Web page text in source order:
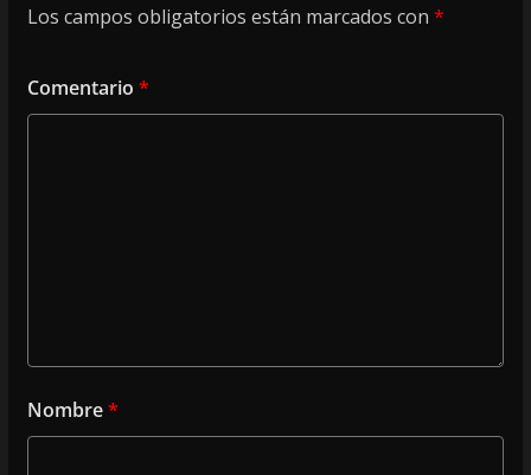
Los campos obligatorios están marcados con *
Comentario *
Nombre*